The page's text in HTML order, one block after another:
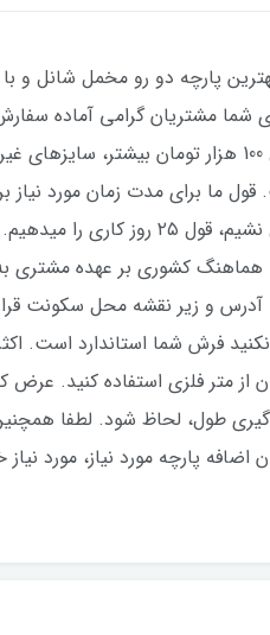
پارچه دو رو مخمل شانل و با
مانند عکس ژورنالی) با طرح بسیار زیبا در سایزهای 4 و 6 و 9 و 12 متری
صورتی که فرش شما نسبت به اندازه های استاندارد کمی بزرگتر یا کوچکتر باشند، می توانید در
عرض ۳ متر نیز قابل سفارش است. قول ما برای مدت
روز ثبت سفارش، ۲۵ روز کاری می باشد، اما عموما زودتر تولید و
هماهنگ کشوری بر عهده
و زیر نقشه محل سکونت
نکنید فرش شما استاندارد است.
از متر فلزی استفاده کنید‌.
گیری طول، لحاظ شود. لطفا
پارچه مورد نیاز، مورد